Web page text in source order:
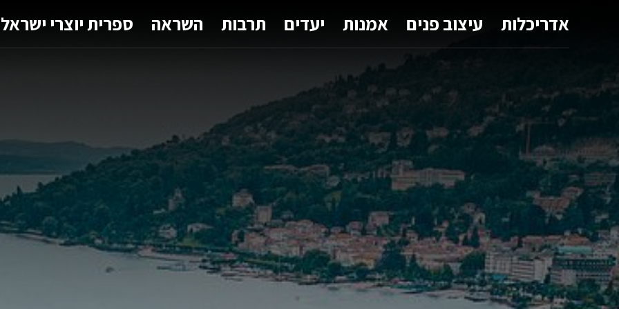
אדריכלות עיצוב פנים אמנות יעדים תרבות השראה ספרית יוצרי ישראל